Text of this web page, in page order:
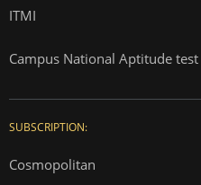
ITMI
Campus National Aptitude test
SUBSCRIPTION:
Cosmopolitan